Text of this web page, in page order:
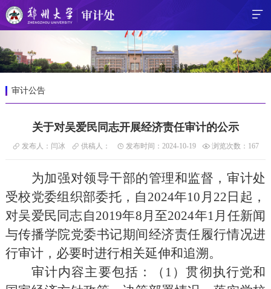
审计公告
关于对吴爱民同志开展经济责任审计的公示
发布人：闫冰 供稿人： 发布时间：2024-10-19 浏览次数： 167
为加强对领导干部的管理和监督， 审计处
受校党委组织部委托，自 2024年10 月 22 日起，
对吴爱民 同志自2019年8月至2024年1月任新闻
与传播学院党委书记期间经济责任履行情况进
行审计，必要时进行相关延伸和追溯。
审计内容主要包括 ： （ 1 ）贯彻执行党和